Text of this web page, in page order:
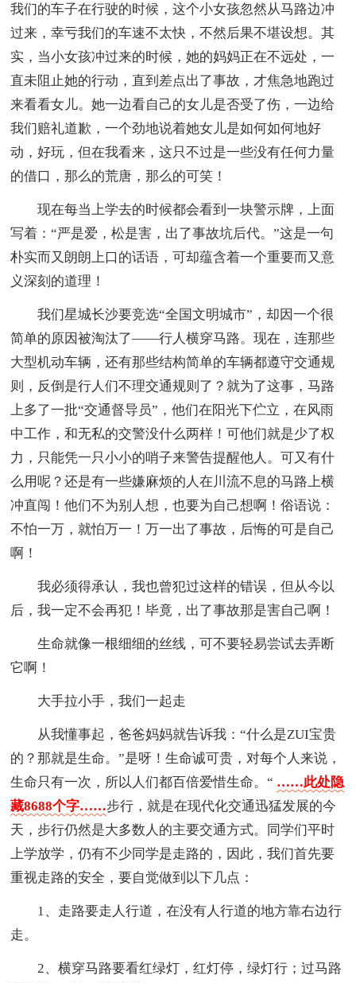
我们的车子在行驶的时候，这个小女孩忽然从马路边冲
过来，幸亏我们的车速不太快，不然后果不堪设想。其
实，当小女孩冲过来的时候，她的妈妈正在不远处，一
直未阻止她的行动，直到差点出了事故，才焦急地跑过
来看看女儿。她一边看自己的女儿是否受了伤，一边给
我们赔礼道歉，一个劲地说着她女儿是如何如何地好
动，好玩，但在我看来，这只不过是一些没有任何力量
的借口，那么的荒唐，那么的可笑！
现在每当上学去的时候都会看到一块警示牌，上面
写着：“严是爱，松是害，出了事故坑后代。”这是一句
朴实而又朗朗上口的话语，可却蕴含着一个重要而又意
义深刻的道理！
我们星城长沙要竞选“全国文明城市”，却因一个很
简单的原因被淘汰了——行人横穿马路。现在，连那些
大型机动车辆，还有那些结构简单的车辆都遵守交通规
则，反倒是行人们不理交通规则了？就为了这事，马路
上多了一批“交通督导员”，他们在阳光下伫立，在风雨
中工作，和无私的交警没什么两样！可他们就是少了权
力，只能凭一只小小的哨子来警告提醒他人。可又有什
么用呢？还是有一些嫌麻烦的人在川流不息的马路上横
冲直闯！他们不为别人想，也要为自己想啊！俗语说：
不怕一万，就怕万一！万一出了事故，后悔的可是自己
啊！
我必须得承认，我也曾犯过这样的错误，但从今以
后，我一定不会再犯！毕竟，出了事故那是害自己啊！
生命就像一根细细的丝线，可不要轻易尝试去弄断
它啊！
大手拉小手，我们一起走
从我懂事起，爸爸妈妈就告诉我：“什么是ZUI宝贵
的？那就是生命。”是呀！生命诚可贵，对每个人来说，
生命只有一次，所以人们都百倍爱惜生命。“ ……此处隐
藏8688个字……步行，就是在现代化交通迅猛发展的今
天，步行仍然是大多数人的主要交通方式。同学们平时
上学放学，仍有不少同学是走路的，因此，我们首先要
重视走路的安全，要自觉做到以下几点：
1、走路要走人行道，在没有人行道的地方靠右边行
走。
2、横穿马路要看红绿灯，红灯停，绿灯行；过马路